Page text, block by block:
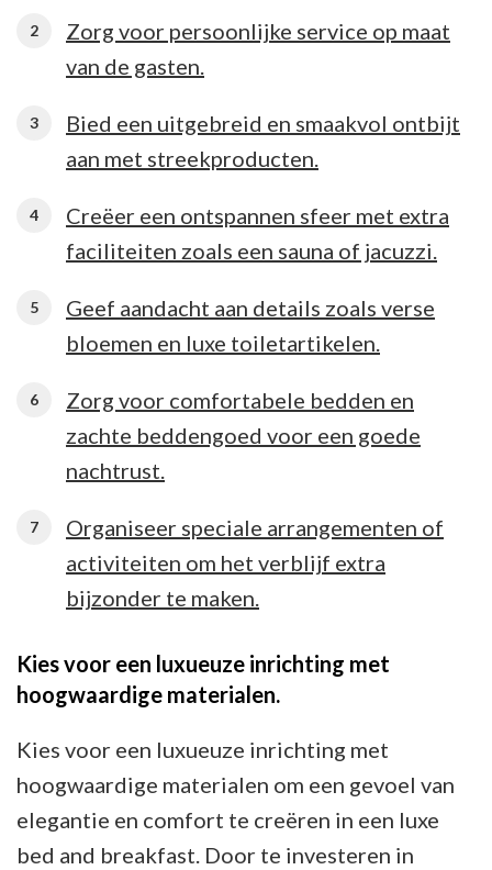
Zorg voor persoonlijke service op maat
van de gasten.
Bied een uitgebreid en smaakvol ontbijt
aan met streekproducten.
Creëer een ontspannen sfeer met extra
faciliteiten zoals een sauna of jacuzzi.
Geef aandacht aan details zoals verse
bloemen en luxe toiletartikelen.
Zorg voor comfortabele bedden en
zachte beddengoed voor een goede
nachtrust.
Organiseer speciale arrangementen of
activiteiten om het verblijf extra
bijzonder te maken.
Kies voor een luxueuze inrichting met
hoogwaardige materialen.
Kies voor een luxueuze inrichting met
hoogwaardige materialen om een gevoel van
elegantie en comfort te creëren in een luxe
bed and breakfast. Door te investeren in